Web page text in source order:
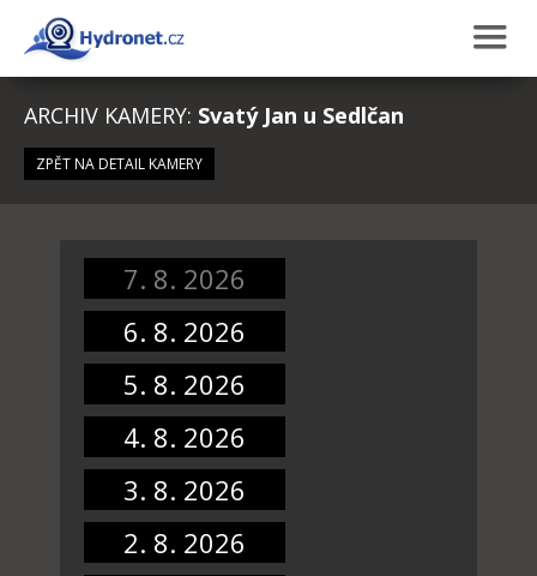
ARCHIV KAMERY: Svatý Jan u Sedlčan
ZPĚT NA DETAIL KAMERY
7. 8. 2026
6. 8. 2026
5. 8. 2026
4. 8. 2026
3. 8. 2026
2. 8. 2026